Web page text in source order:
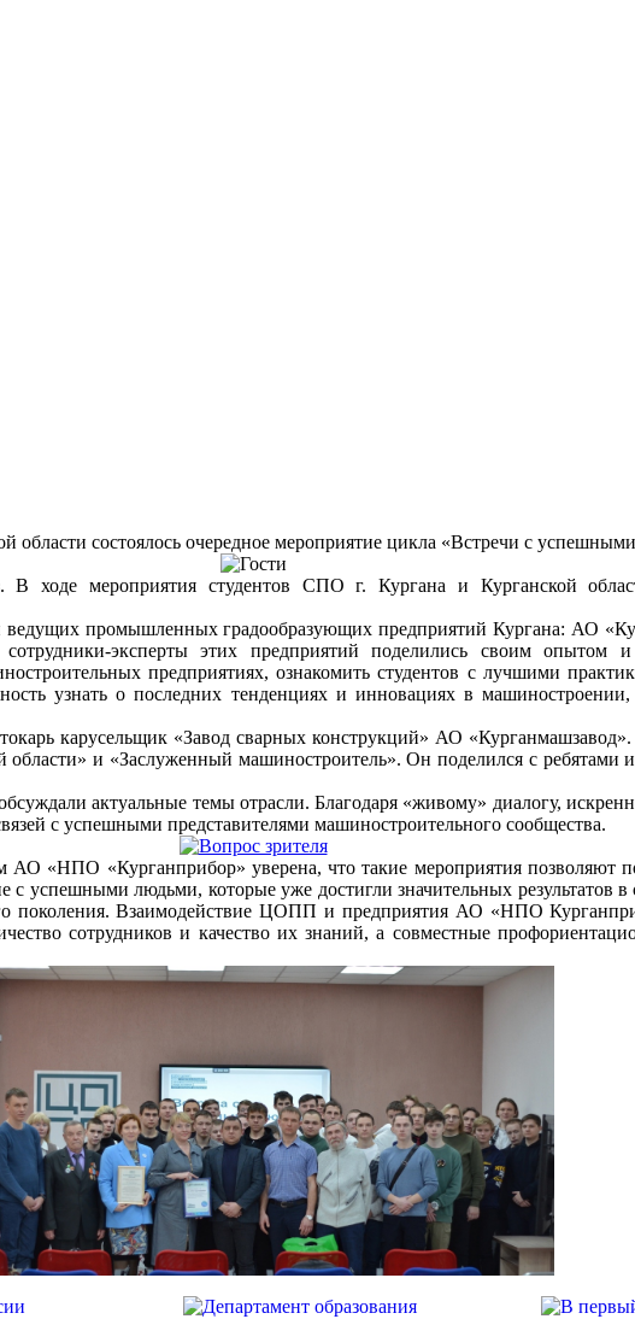
состоялось очередное мероприятие цикла «Встречи с
В ходе мероприятия студентов СПО г. Кургана и Курганской
ведущих промышленных градообразующих предприятий Кургана: АО
эксперты этих предприятий поделились своим опытом и
предприятиях, ознакомить студентов с лучшими
узнать о последних тенденциях и инновациях в
карусельщик «Завод сварных конструкций» АО
и «Заслуженный машиностроитель». Он поделился с ребятами
актуальные темы отрасли. Благодаря «живому» диалогу,
с успешными представителями машиностроительного сообщества.
АО «НПО «Курганприбор» уверена, что такие мероприятия позволяют
с успешными людьми, которые уже достигли значительных результатов
поколения. Взаимодействие ЦОПП и предприятия АО «НПО
сотрудников и качество их знаний, а совместные